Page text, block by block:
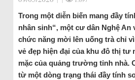
Trong một diễn biến mang đầy
nhân sinh“, một cư dân Nghệ
chức năng mời lên uống trà chỉ
vẻ đẹp hiện đại của khu đô thị tư
mặc của quảng trường tỉnh nhà.
từ một dòng trạng thái đầy tính